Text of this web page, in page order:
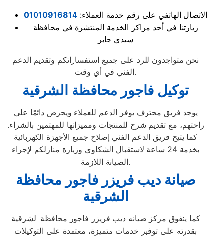
الاتصال الهاتفي على رقم خدمة العملاء: 01010916814
زيارتنا في أحد مراكز الخدمة المنتشرة في محافظة
سيدي جابر
نحن متواجدون للرد على جميع استفساراتكم وتقديم الدعم
الفني في أي وقت.
توكيل فاجور محافظة الشرقية
يوجد فريق محترف يوفر الدعم للعملاء ويحرص دائمًا على
راحتهم، مع تقديم شرح للمنتجات ومميزاتها للمهتمين بالشراء.
كما يتيح فريق الدعم الفني إصلاح جميع الأجهزة الكهربائية
بخدمة 24 ساعة لاستقبال الشكاوى وزيارة منازلكم لإجراء
الصيانة اللازمة.
صيانة ديب فريزر فاجور محافظة
الشرقية
كما يتفوق مركز صيانه ديب فريزر فاجور محافظة الشرقية
بقدرته على توفير خدمات متميزة، معتمدة على التوكيلات